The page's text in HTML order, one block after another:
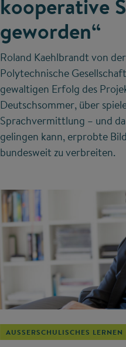
kooperative
geworden“
Roland Kaehlbrandt von
Polytechnische
gewaltigen Erfolg des
Deutschsommer, über
Sprachvermittlung – und
gelingen kann, erprobte
bundesweit zu verbreiten.
AUSSERSCHULISCHES LERNEN